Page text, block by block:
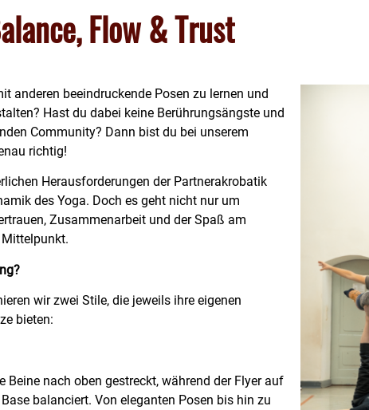
Flow & Trust
anderen beeindruckende Posen zu lernen und
Hast du dabei keine Berührungsängste und
Community? Dann bist du bei unserem
richtig!
Herausforderungen der Partnerakrobatik
des Yoga. Doch es geht nicht nur um
Zusammenarbeit und der Spaß am
wir zwei Stile, die jeweils ihre eigenen
bieten:
Beine nach oben gestreckt, während der Flyer auf
balanciert. Von eleganten Posen bis hin zu